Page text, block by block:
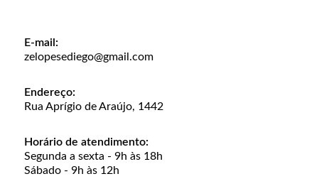
E-mail:
zelopesediego@gmail.com
Endereço:
Rua Aprígio de Araújo, 1442
Horário de atendimento:
Segunda a sexta - 9h às 18h
Sábado - 9h às 12h